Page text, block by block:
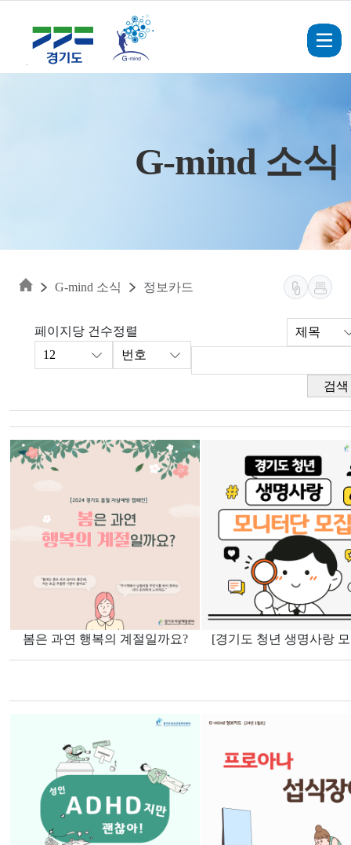
G-mind 소식
G-mind 소식 정보카드
페이지당 건수정렬
검색
봄은 과연 행복의 계절일까요? [경기도 청년 생명사랑